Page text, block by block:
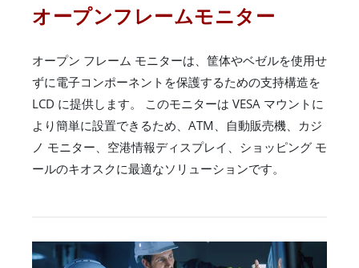
オープンフレームモニター
オープン フレーム モニターは、筐体やベゼルを使用せ
ずに電子コンポーネントを保護するための支持構造を
LCD に提供します。 このモニターは VESA マウントに
より簡単に設置できるため、ATM、自動販売機、カジ
ノ モニター、空港情報ディスプレイ、ショッピング モ
ールのキオスクに最適なソリューションです。